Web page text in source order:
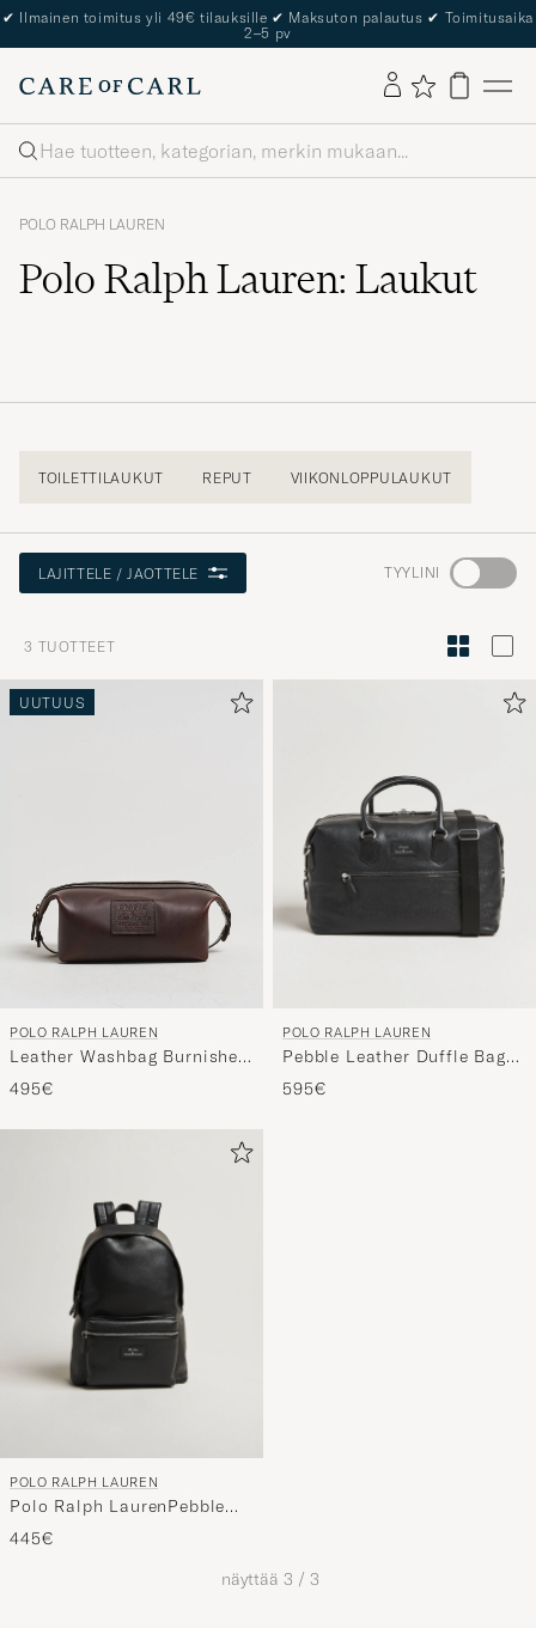
✔ Ilmainen toimitus yli 49€ tilauksille ✔ Maksuton palautus ✔ Toimitusaika
2–5 pv
Haku
POLO RALPH LAUREN
Polo Ralph Lauren: Laukut
TOILETTILAUKUT REPUT VIIKONLOPPULAUKUT
LAJITTELE / JAOTTELE TYYLINI
Aktivoi
tyylini
tyyliisi
sopivan
lajittelun
tuotteille
3 TUOTTEET
UUTUUS
POLO RALPH LAUREN
Leather Washbag Burnished
Brown
495€
POLO RALPH LAUREN
Pebble Leather Duffle Bag
Svart
595€
POLO RALPH LAUREN
Polo Ralph LaurenPebble
Leather BackpackBlack
445€
näyttää 3 / 3